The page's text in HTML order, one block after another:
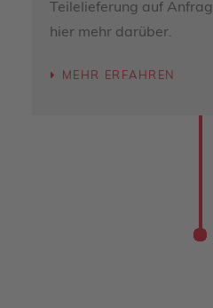
Teilelieferung auf
hier mehr darüber.
MEHR ERFAHREN